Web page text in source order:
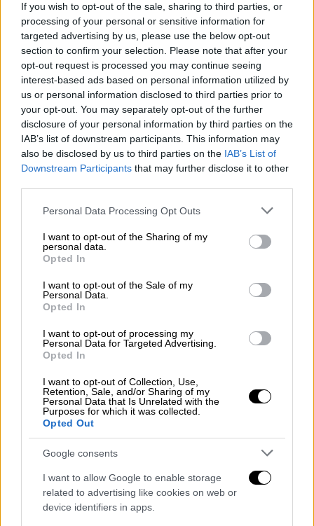
If you wish to opt-out of the sale, sharing to third parties, or
processing of your personal or sensitive information for
targeted advertising by us, please use the below opt-out
section to confirm your selection. Please note that after your
opt-out request is processed you may continue seeing
interest-based ads based on personal information utilized by
us or personal information disclosed to third parties prior to
your opt-out. You may separately opt-out of the further
disclosure of your personal information by third parties on the
IAB’s list of downstream participants. This information may
also be disclosed by us to third parties on the IAB’s List of
Downstream Participants that may further disclose it to other
Please note that this website/app uses one or more Google
not limited to your visit or usage behaviour. You may click to
grant or deny consent to Google and its third-party tags to
use your data for below specified purposes in below Google
consent section.
Personal Data Processing Opt Outs
I want to opt-out of the Sharing of my
personal data.
Opted In
I want to opt-out of the Sale of my
Personal Data.
Opted In
I want to opt-out of processing my
Personal Data for Targeted Advertising.
Opted In
I want to opt-out of Collection, Use,
Retention, Sale, and/or Sharing of my
Personal Data that Is Unrelated with the
Purposes for which it was collected.
Opted Out
Google consents
I want to allow Google to enable storage
related to advertising like cookies on web or
device identifiers in apps.
ρεπορτάζ της Μίνας Καραμήτρου στο Open
ΕΥΠείχε την πληροφορία ότι υπάλληλος
που εργάζεται στοπροξενείοτηςΤουρκίας
στηΡόδοστρατολογεί άτομα για να
συγκεντρώνει πληροφορίες για ευαίσθητα
στρατιωτικά δεδομένα της Ελλάδας. Η ΕΥΠ
διαπίστωσε ότι πρόκειται γιαέναν άνδρα 35
ετών, μουσουλμάνο από τη Ροδόπη που εδώ
και αρκετά χρόνια ζει και εργάζεται στη
Ρόδο.
Το άτομο αυτό φαίνεται να στρατολόγησε
μάγειρας σε ένα από τα πλοία που κάνουν το
δρομολόγιο Ρόδος- Κως-Καστελόριζο,
επίσης μουσουλμάνος από τη Ροδόπη και
του είπε να του δίνει οποιαδήποτε
πληροφορία στρατιωτικής φύσεων. Τα
ραντεβού των δύο αντρών δίνονταν σε
καφενεία στη Ρόδο, ενώ όπως φαίνεται από
φωτογραφίες από ταστρατιωτικά πλοία της
Ελλάδας τα οποία είχαν αναπτυχθεί το
καλοκαίρι στο
τι ώρα άλλαζε η φρουρά.
Ο 56χρονος ομολόγησε τα πάντα στην
Αστυνομία και είπε ότι δεν το έκανε για τα
χρήματα αλλά για να βοηθήσει την πατρίδα